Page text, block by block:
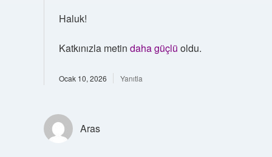
Haluk!
Katkınızla metin daha güçlü oldu.
Ocak 10, 2026 Yanıtla
Aras